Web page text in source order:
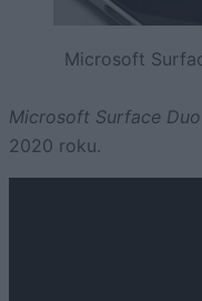
Microsoft
Microsoft Surface Duo
2020 roku.